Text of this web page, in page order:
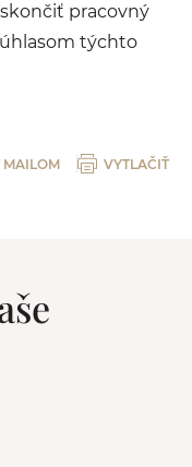
pracovný
týchto
MAILOM VYTLAČIŤ